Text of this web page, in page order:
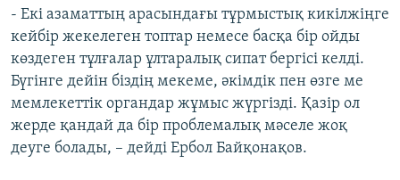
- Екі азаматтың арасындағы тұрмыстық кикілжіңге
кейбір жекелеген топтар немесе басқа бір ойды
көздеген тұлғалар ұлтаралық сипат бергісі келді.
Бүгінге дейін біздің мекеме, әкімдік пен өзге ме
мемлекеттік органдар жұмыс жүргізді. Қазір ол
жерде қандай да бір проблемалық мәселе жоқ
деуге болады, – дейді Ербол Байқонақов.